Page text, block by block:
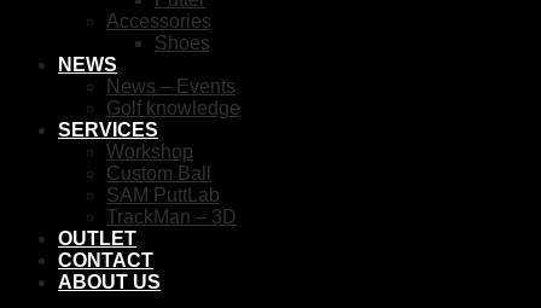
Accessories
Shoes
NEWS
News – Events
Golf knowledge
SERVICES
Workshop
Custom Ball
SAM PuttLab
TrackMan – 3D
OUTLET
CONTACT
ABOUT US